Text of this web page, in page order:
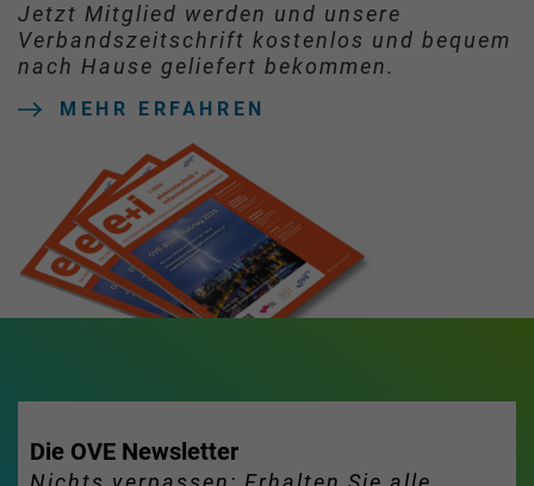
Jetzt Mitglied werden und unsere
Verbandszeitschrift kostenlos und bequem
nach Hause geliefert bekommen.
MEHR ERFAHREN
Die OVE Newsletter